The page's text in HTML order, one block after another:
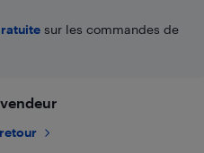
sur les commandes de